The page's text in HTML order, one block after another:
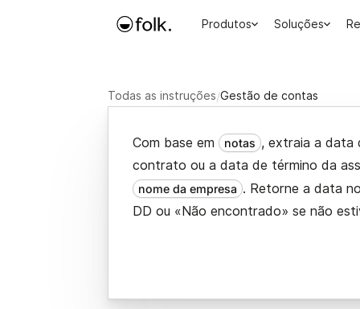
Produtos Soluções
Todas as instruções/Gestão de contas
Com base em notas , extraia a data
contrato ou a data de término da
nome da empresa . Retorne a data
DD ou «Não encontrado» se não